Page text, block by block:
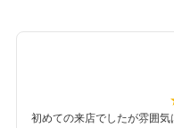
初めての来店でしたが雰囲